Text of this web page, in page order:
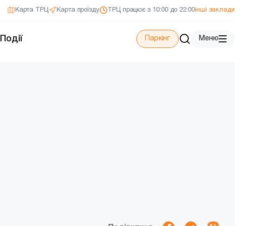
Карта ТРЦ Карта проїзду ТРЦ працює з 10:00 до 22:00інші заклади
Події Паркінг Меню